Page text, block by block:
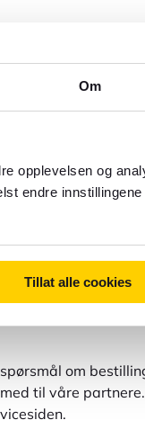
Om
opplevelsen og
endre innstillingene
Tillat alle cookies
om
til våre